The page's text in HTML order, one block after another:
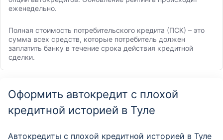
еженедельно.
Полная стоимость потребительского кредита (ПСК) – это
сумма всех средств, которые потребитель должен
заплатить банку в течение срока действия кредитной
сделки.
Оформить автокредит с плохой
кредитной историей в Туле
Автокредиты с плохой кредитной историей в Туле